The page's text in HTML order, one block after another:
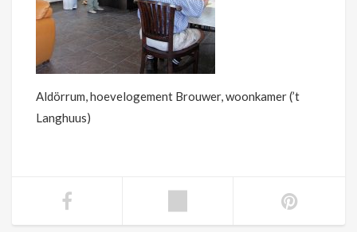
Aldörrum, hoevelogement Brouwer, woonkamer (’t
Langhuus)